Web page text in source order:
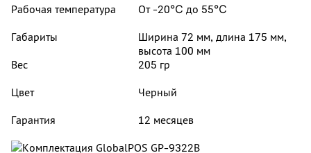
Рабочая температура
От -20℃ до 55℃
Габариты
Ширина 72 мм, длина 175 мм,
высота 100 мм
Вес
205 гр
Цвет
Черный
Гарантия
12 месяцев